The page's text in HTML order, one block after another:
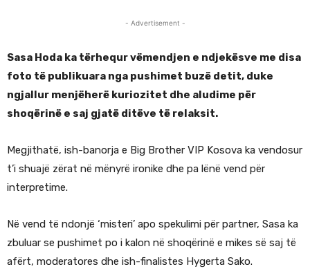
- Advertisement -
Sasa Hoda ka tërhequr vëmendjen e ndjekësve me disa
foto të publikuara nga pushimet buzë detit, duke
ngjallur menjëherë kuriozitet dhe aludime për
shoqërinë e saj gjatë ditëve të relaksit.
Megjithatë, ish-banorja e Big Brother VIP Kosova ka vendosur
t’i shuajë zërat në mënyrë ironike dhe pa lënë vend për
interpretime.
Në vend të ndonjë ‘misteri’ apo spekulimi për partner, Sasa ka
zbuluar se pushimet po i kalon në shoqërinë e mikes së saj të
afërt, moderatores dhe ish-finalistes Hygerta Sako.